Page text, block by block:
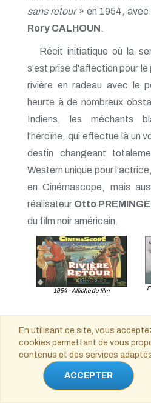
sans retour» en 1954, avec
Rory CALHOUN.
Récit initiatique où la
s'est prise d'affection pour
rivière en radeau avec le
heurte à de nombreux
Indiens, les méchants
l'héroïne, qui effectue là un
destin changeant
Western unique pour
en Cinémascope, mais
réalisateur Otto
du film noir américain.
1954 - Affiche du film
Fernandel
Autre
En utilisant ce site, vous
cookies permettant de vous
contenus et des services
ACCEPTER